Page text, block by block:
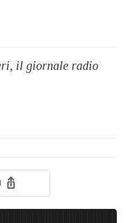
il giornale radio